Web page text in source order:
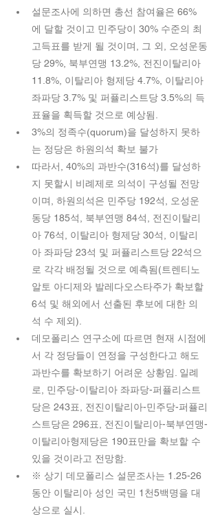
설문조사에 의하면 총선 참여율은 66%
에 달할 것이고 민주당이 30% 수준의 최
고득표를 받게 될 것이며, 그 외, 오성운동
당 29%, 북부연맹 13.2%, 전진이탈리아
11.8%, 이탈리아 형제당 4.7%, 이탈리아
좌파당 3.7% 및 퍼퓰리스트당 3.5%의 득
표율을 획득할 것으로 예상됨.
3%의 정족수(quorum)을 달성하지 못하
는 정당은 하원의석 확보 불가
따라서, 40%의 과반수(316석)를 달성하
지 못할시 비례제로 의석이 구성될 전망
이며, 하원의석은 민주당 192석, 오성운
동당 185석, 북부연맹 84석, 전진이탈리
아 76석, 이탈리아 형제당 30석, 이탈리
아 좌파당 23석 및 퍼퓰리스트당 22석으
로 각각 배정될 것으로 예측됨(트렌티노
알토 아디제와 발레다오스타주가 확보할
6석 및 해외에서 선출된 후보에 대한 의
석 수 제외).
데모폴리스 연구소에 따르면 현재 시점에
서 각 정당들이 연정을 구성한다고 해도
과반수를 확보하기 어려운 상황임. 일례
로, 민주당-이탈리아 좌파당-퍼퓰리스트
당은 243표, 전진이탈리아-민주당-퍼퓰리
스트당은 296표, 전진이탈리아-북부연맹-
이탈리아형제당은 190표만을 확보할 수
있을 것이라고 전망함.
※ 상기 데모폴리스 설문조사는 1.25-26
동안 이탈리아 성인 국민 1천5백명을 대
상으로 실시.